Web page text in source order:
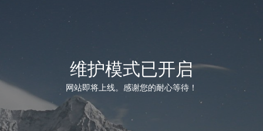
维护模式已开启
网站即将上线。感谢您的耐心等待！